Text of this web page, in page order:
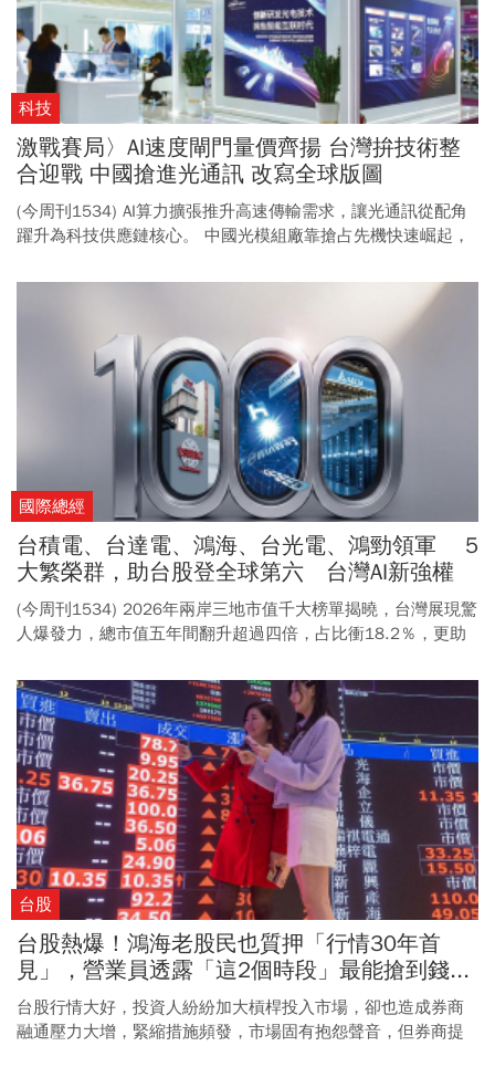
科技
激戰賽局〉AI速度閘門量價齊揚 台灣拚技術整
合迎戰 中國搶進光通訊 改寫全球版圖
(今周刊1534) AI算力擴張推升高速傳輸需求，讓光通訊從配角
躍升為科技供應鏈核心。 中國光模組廠靠搶占先機快速崛起，
國際總經
台積電、台達電、鴻海、台光電、鴻勁領軍 5
大繁榮群，助台股登全球第六 台灣AI新強權
深度解析2026兩岸三地1000大
(今周刊1534) 2026年兩岸三地市值千大榜單揭曉，台灣展現驚
人爆發力，總市值五年間翻升超過四倍，占比衝18.2％，更助
單點突破轉向全產業鏈的新繁榮樣貌，代表台灣在全球AI戰略地
圖中，掌握了不可或缺的產業地位。
台股
台股熱爆！鴻海老股民也質押「行情30年首
見」，營業員透露「這2個時段」最能搶到錢...
多殺多風險升溫？
台股行情大好，投資人紛紛加大槓桿投入市場，卻也造成券商
融通壓力大增，緊縮措施頻發，市場固有抱怨聲音，但券商提